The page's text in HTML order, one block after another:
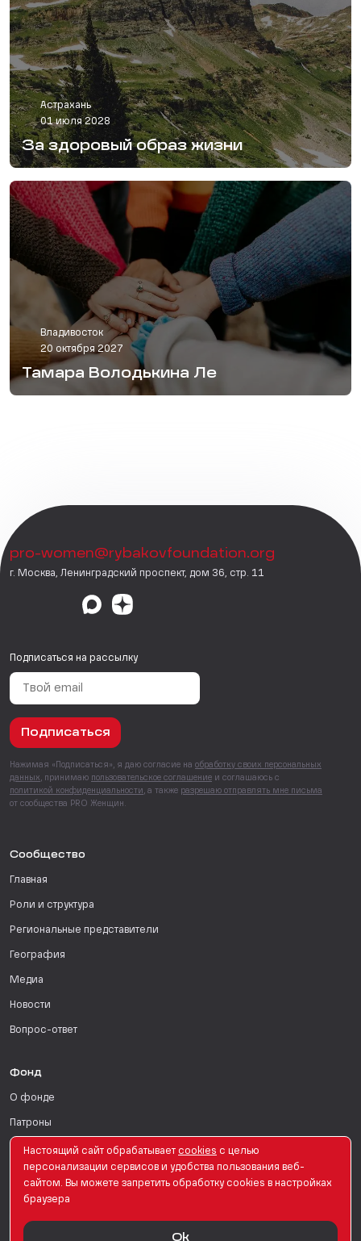
Астрахань
01 июля 2028
За здоровый образ жизни
Владивосток
20 октября 2027
Тамара Володькина Ле
pro-women@rybakovfoundation.org
г. Москва, Ленинградский проспект, дом 36, стр. 11
Подписаться на рассылку
Подписаться
Нажимая «Подписаться», я даю согласие на обработку своих персональных
данных , принимаю пользовательское соглашение и соглашаюсь с
политикой конфиденциальности , а также разрешаю отправлять мне письма
от сообщества PRO Женщин.
Сообщество
Главная
Роли и структура
Региональные представители
География
Медиа
Новости
Вопрос-ответ
Фонд
О фонде
Патроны
Поддержать
Для СМИ
Настоящий сайт обрабатывает сookies с целью
персонализации сервисов и удобства пользования веб-
сайтом. Вы можете запретить обработку сookies в настройках
браузера
Ok